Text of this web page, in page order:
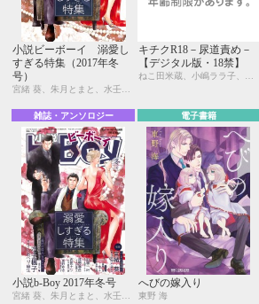
小説ビーボーイ 溺愛し
すぎる特集（2017年冬
号）
キチクR18－尿道責め－
【デジタル版・18禁】
雑誌・アンソロジー
小説b-Boy 2017年冬号
電子書籍
へびの嫁入り
東野 海